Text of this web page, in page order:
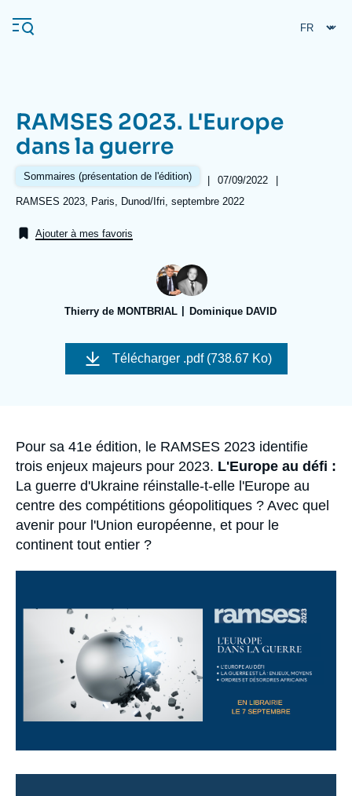
au
contenu
Navigation
principale
L'Ifri
Analyses
Se connecter
Proche-Orient
RAMSES 2023. L'Europe
dans la guerre
Sommaires (présentation de l'édition) |
Date
de
07/09/2022
|
Références
RAMSES 2023, Paris, Dunod/Ifri, septembre 2022
Ajouter à mes favoris
Thierry de MONTBRIAL Dominique DAVID
Image
couverture
Télécharger .pdf (738.67 Ko)
Accroche
Pour sa 41e édition, le RAMSES 2023 identifie
trois enjeux majeurs pour 2023. L'Europe au défi :
La guerre d'Ukraine réinstalle-t-elle l'Europe au
centre des compétitions géopolitiques ? Avec quel
avenir pour l'Union européenne, et pour le
continent tout entier ?